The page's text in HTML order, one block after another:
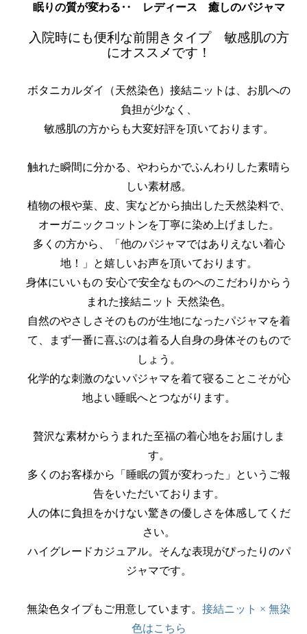
眠りの質が変わる‥ レディース 癒しのパジャマ
入院時にも便利な前開きタイプ 敏感肌の方
にオススメです！
ボタニカルダイ（天然染色）接結ニットは、お肌への
負担が少なく、
敏感肌の方からも大変好評を頂いております。
触れた瞬間に分かる、やわらかでふんわりした素晴ら
しい素材感。
植物の根や葉、皮、実などから抽出した天然染料で、
オーガニックコットンを丁寧に染め上げました。
多くの方から、「他のパジャマではありえない着心
地！」と嬉しいお声を頂いております。
身体にいいもの 安心で安全なものへのこだわりからう
まれた接結ニット 天然染色。
自然のやさしさそのものが生地になったパジャマを着
て、まず一番に喜ぶのは着る人自身の身体そのもので
しょう。
化学的な刺激のないパジャマを着て寝ることこそが心
地よい睡眠へとつながります。
贅沢な素材からうまれた至福の着心地をお届けしま
す。
多くのお客様から「睡眠の質が変わった」というご報
告をいただいております。
人の体に負担をかけない驚きの優しさを体感してくだ
さい。
ハイグレードカジュアル。そんな表現がぴったりのパ
ジャマです。
無染色タイプもご用意しています。接結ニット × 無染
色はこちら